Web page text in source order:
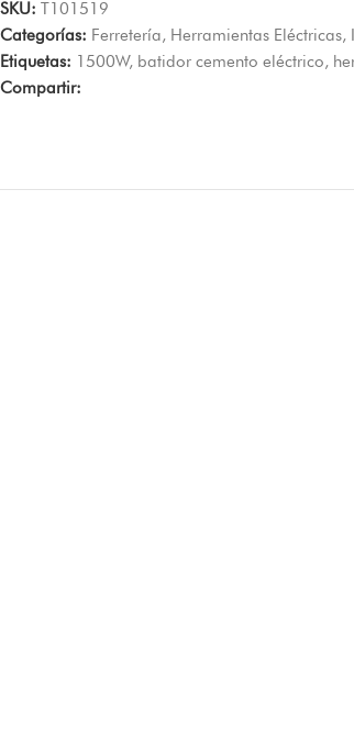
SKU: T101519
Categorías: Ferretería, Herramientas Eléctricas,
Etiquetas: 1500W, batidor cemento eléctrico,
Compartir: